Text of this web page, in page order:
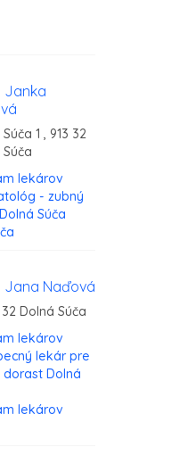
Janka
1 , 913 32
lekárov
- zubný
Súča
Jana Naďová
32 Dolná Súča
lekárov
lekár pre
Dolná
lekárov